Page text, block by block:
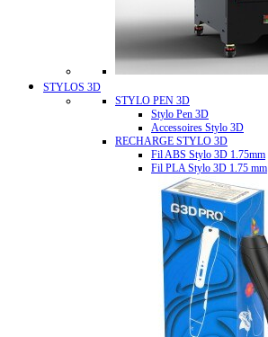
STYLOS 3D
STYLO PEN 3D
Stylo Pen 3D
Accessoires Stylo 3D
RECHARGE STYLO 3D
Fil ABS Stylo 3D 1.75mm
Fil PLA Stylo 3D 1.75 mm